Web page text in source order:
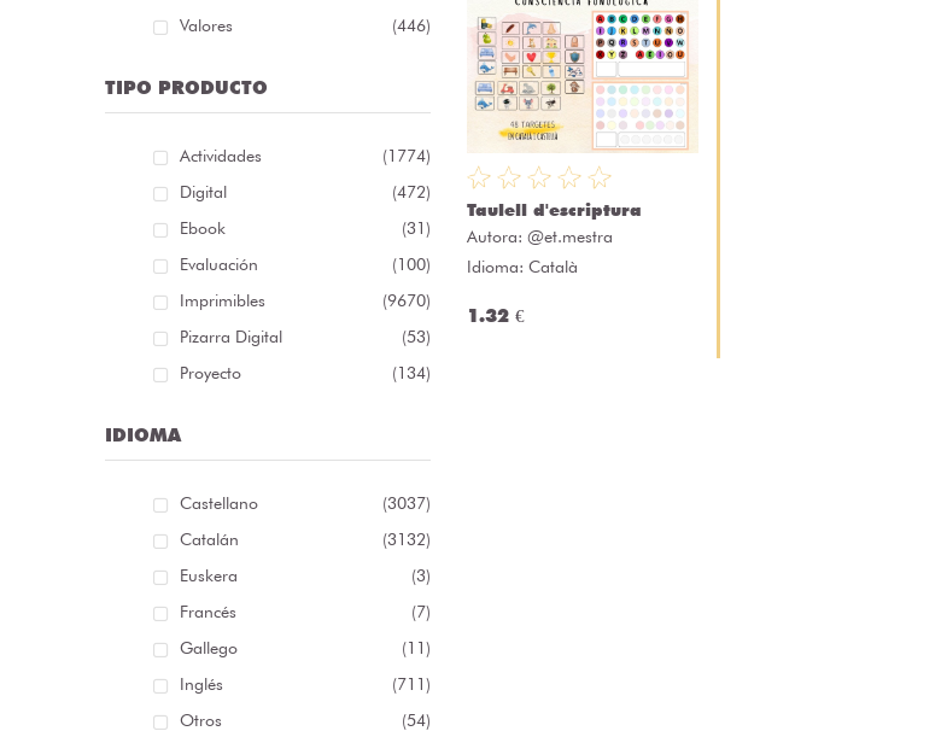
Valores
(446)
TIPO PRODUCTO
Actividades
(1774)
Digital
(472)
Ebook
(31)
Evaluación
(100)
Imprimibles
(9670)
Pizarra Digital
(53)
Proyecto
(134)
IDIOMA
Castellano
(3037)
Catalán
(3132)
Euskera
(3)
Francés
(7)
Gallego
(11)
Inglés
(711)
Otros
(54)
Taulell d'escriptura
Autora: @et.mestra
Idioma: Català
1.32 €